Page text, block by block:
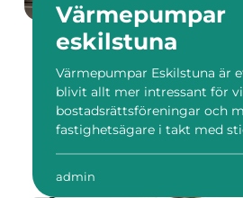
Värmepumpar
eskilstuna
Värmepumpar Eskilstuna är
blivit allt mer intressant för
bostadsrättsföreningar och
fastighetsägare i takt med
admin